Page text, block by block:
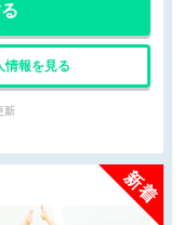
情報を見る
新